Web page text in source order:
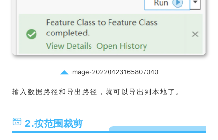
image-20220423165807040
输入数据路径和导出路径，就可以导出到本地了。
2.按范围裁剪